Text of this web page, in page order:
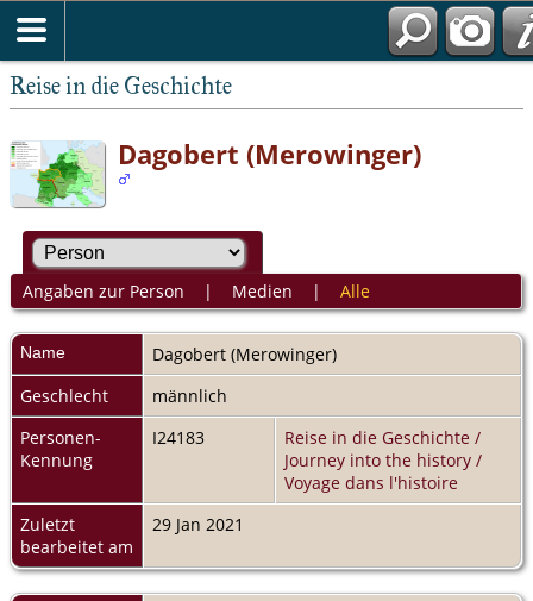
Reise in die Geschichte
Dagobert (Merowinger)
Angaben zur Person | Medien | Alle
Name Dagobert (Merowinger)
Geschlecht
männlich
Personen-
Kennung
I24183
Reise in die Geschichte /
Journey into the history /
Voyage dans l'histoire
Zuletzt
bearbeitet am
29 Jan 2021